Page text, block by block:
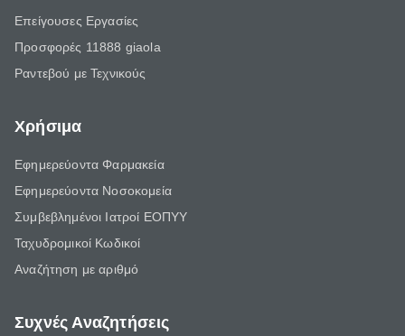
Επείγουσες Εργασίες
Προσφορές 11888 giaola
Ραντεβού με Τεχνικούς
Χρήσιμα
Εφημερεύοντα Φαρμακεία
Εφημερεύοντα Νοσοκομεία
Συμβεβλημένοι Ιατροί ΕΟΠΥΥ
Ταχυδρομικοί Κωδικοί
Αναζήτηση με αριθμό
Συχνές Αναζητήσεις